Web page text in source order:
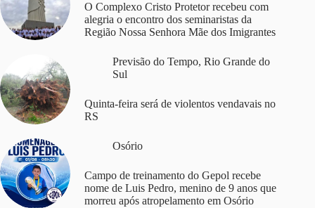
O Complexo Cristo Protetor recebeu com
alegria o encontro dos seminaristas da
Região Nossa Senhora Mãe dos Imigrantes
Previsão do Tempo, Rio Grande do
Sul
Quinta-feira será de violentos vendavais no
RS
Osório
Campo de treinamento do Gepol recebe
nome de Luis Pedro, menino de 9 anos que
morreu após atropelamento em Osório